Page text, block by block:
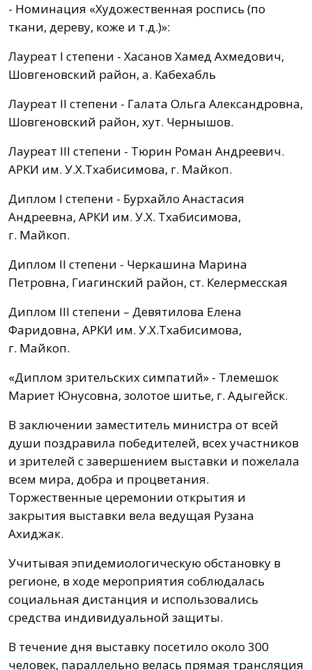
- Номинация «Художественная роспись (по
ткани, дереву, коже и т.д.)»:
Лауреат I степени - Хасанов Хамед Ахмедович,
Шовгеновский район, а. Кабехабль
Лауреат II степени - Галата Ольга Александровна,
Шовгеновский район, хут. Чернышов.
Лауреат III степени - Тюрин Роман Андреевич.
АРКИ им. У.Х.Тхабисимова, г. Майкоп.
Диплом I степени - Бурхайло Анастасия
Андреевна, АРКИ им. У.Х. Тхабисимова,
г. Майкоп.
Диплом II степени - Черкашина Марина
Петровна, Гиагинский район, ст. Келермесская
Диплом III степени – Девятилова Елена
Фаридовна, АРКИ им. У.Х.Тхабисимова,
г. Майкоп.
«Диплом зрительских симпатий» - Тлемешок
Мариет Юнусовна, золотое шитье, г. Адыгейск.
В заключении заместитель министра от всей
души поздравила победителей, всех участников
и зрителей с завершением выставки и пожелала
всем мира, добра и процветания.
Торжественные церемонии открытия и
закрытия выставки вела ведущая Рузана
Ахиджак.
Учитывая эпидемиологическую обстановку в
регионе, в ходе мероприятия соблюдалась
социальная дистанция и использовались
средства индивидуальной защиты.
В течение дня выставку посетило около 300
человек, параллельно велась прямая трансляция